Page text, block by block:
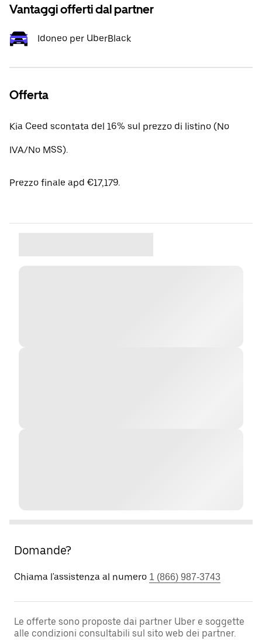
Vantaggi offerti dal partner
Idoneo per UberBlack
Offerta
Kia Ceed scontata del 16% sul prezzo di listino (No
IVA/No MSS).
Prezzo finale apd €17,179.
Domande?
Chiama l'assistenza al numero 1 (866) 987-3743
Le offerte sono proposte dai partner Uber e soggette
alle condizioni consultabili sul sito web dei partner.